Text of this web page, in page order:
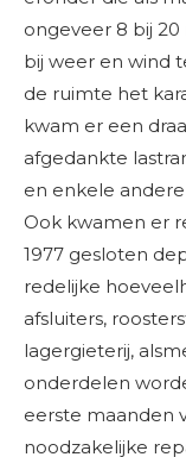
ongeveer 8 bij
bij weer en wind
de ruimte het
kwam er een
afgedankte
en enkele
Ook kwamen er
1977 gesloten
redelijke
afsluiters,
lagergieterij,
onderdelen
eerste maanden
noodzakelijke